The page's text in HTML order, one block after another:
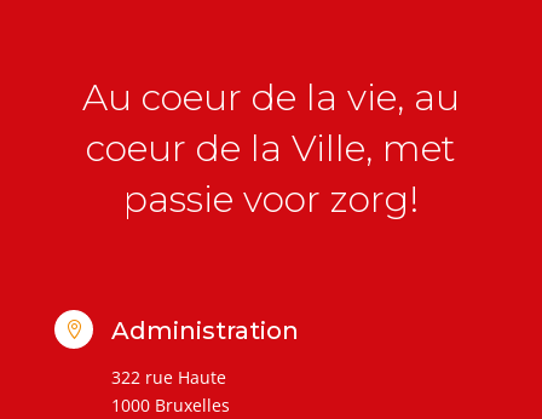
Au coeur de la vie, au
coeur de la Ville, met
passie voor zorg!
 Administration
322 rue Haute
1000 Bruxelles